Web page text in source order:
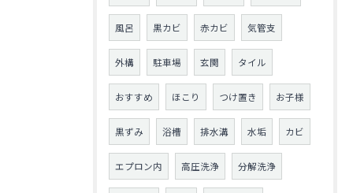
風呂 黒カビ 赤カビ 気管支
外構 駐車場 玄関 タイル
おすすめ ほこり つけ置き お子様
黒ずみ 浴槽 排水溝 水垢 カビ
エプロン内 高圧洗浄 分解洗浄